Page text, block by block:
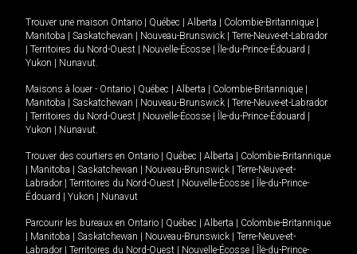
Trouver une maison Ontario Québec Alberta Colombie-Britannique
Manitoba
Saskatchewan Nouveau-Brunswick
Terre-Neuve-et-Labrador
Territoires du Nord-Ouest Nouvelle-Écosse Île-du-Prince-Édouard
Yukon
Nunavut.
Maisons à louer - Ontario Québec Alberta Colombie-Britannique
Manitoba
Saskatchewan Nouveau-Brunswick
Terre-Neuve-et-Labrador
Territoires du Nord-Ouest Nouvelle-Écosse Île-du-Prince-Édouard
Yukon
Nunavut.
Trouver des courtiers en Ontario Québec Alberta
Colombie-Britannique
Manitoba Saskatchewan Nouveau-Brunswick
Terre-Neuve-et-
Labrador
Territoires du Nord-Ouest Nouvelle-Écosse
Île-du-Prince-
Édouard
Yukon Nunavut
Parcourir les bureaux en Ontario Québec Alberta
Colombie-Britannique
Manitoba Saskatchewan Nouveau-Brunswick
Terre-Neuve-et-
Labrador
Territoires du Nord-Ouest Nouvelle-Écosse
Île-du-Prince-